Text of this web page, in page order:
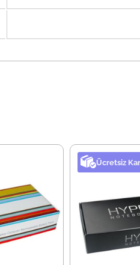
Ücretsiz